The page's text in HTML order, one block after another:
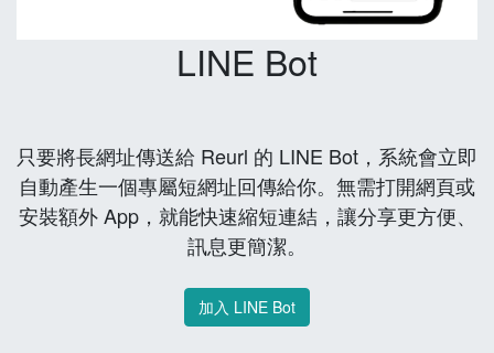
LINE Bot
只要將長網址傳送給 Reurl 的 LINE Bot，系統會立即
自動產生一個專屬短網址回傳給你。無需打開網頁或
安裝額外 App，就能快速縮短連結，讓分享更方便、
訊息更簡潔。
加入 LINE Bot